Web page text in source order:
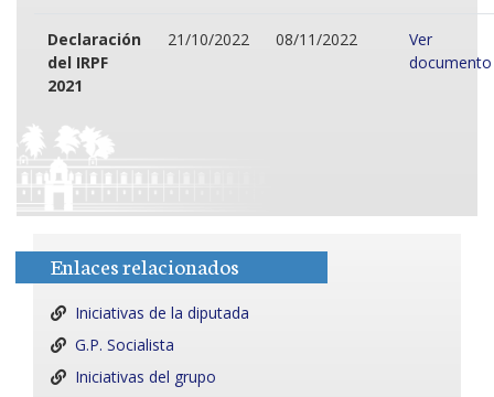
Declaración
del IRPF
2021
21/10/2022 08/11/2022
Ver
documento
Enlaces relacionados
Iniciativas de la diputada
G.P. Socialista
Iniciativas del grupo